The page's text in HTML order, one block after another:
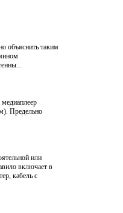
объяснить таким
Предельно
или
включает в
кабель с